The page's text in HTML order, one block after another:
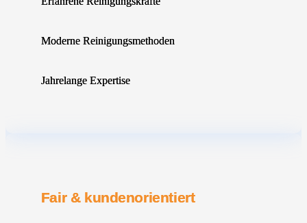
Moderne Reinigungsmethoden
Jahrelange Expertise
Fair & kundenorientiert